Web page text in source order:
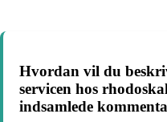
Hvordan vil du
servicen hos
indsamlede